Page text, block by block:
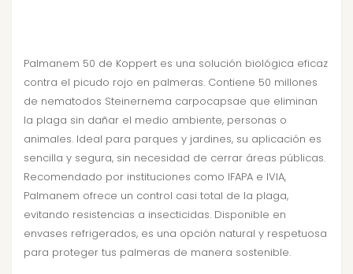
Palmanem 50 de Koppert es una solución biológica eficaz
contra el picudo rojo en palmeras. Contiene 50 millones
de nematodos Steinernema carpocapsae que eliminan
la plaga sin dañar el medio ambiente, personas o
animales. Ideal para parques y jardines, su aplicación es
sencilla y segura, sin necesidad de cerrar áreas públicas.
Recomendado por instituciones como IFAPA e IVIA,
Palmanem ofrece un control casi total de la plaga,
evitando resistencias a insecticidas. Disponible en
envases refrigerados, es una opción natural y respetuosa
para proteger tus palmeras de manera sostenible.